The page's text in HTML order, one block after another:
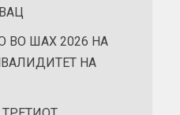
ВО ШАХ 2026 НА
НА